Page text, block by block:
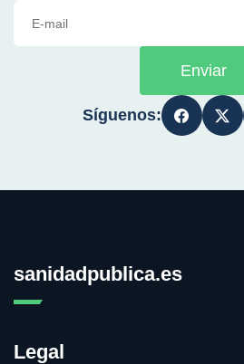
Enviar
Síguenos:
sanidadpublica.es
Legal